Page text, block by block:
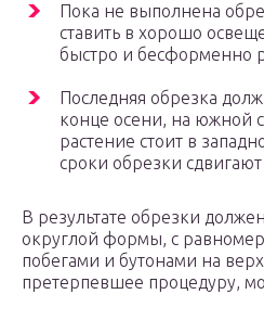
Пока не выполнена
ставить в хорошо
быстро и бесформенно
Последняя обрезка
конце осени, на южной
растение стоит в
сроки обрезки
В результате обрезки
округлой формы, с
побегами и бутонами на
претерпевшее процедуру,